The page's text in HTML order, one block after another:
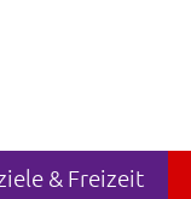
& Freizeit